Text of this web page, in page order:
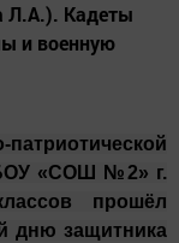
Л.А.). Кадеты
и военную
«СОШ №2» г.
прошёл
дню защитника